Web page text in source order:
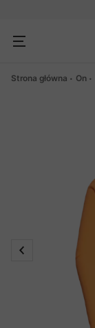
Strona główna On